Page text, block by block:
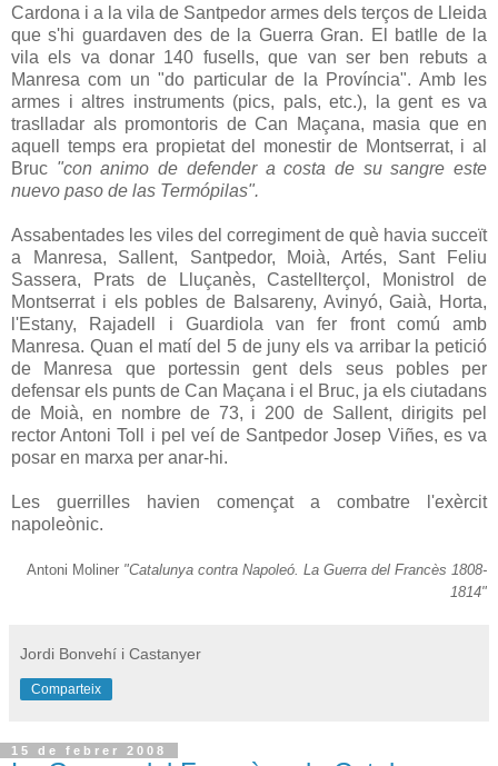
Cardona i a la vila de Santpedor armes dels terços de Lleida
que s'hi guardaven des de la Guerra Gran. El batlle de la
vila els va donar 140 fusells, que van ser ben rebuts a
Manresa com un "do particular de la Província". Amb les
armes i altres instruments (pics, pals, etc.), la gent es va
traslladar als promontoris de Can Maçana, masia que en
aquell temps era propietat del monestir de Montserrat, i al
Bruc "con animo de defender a costa de su sangre este
nuevo paso de las Termópilas".
Assabentades les viles del corregiment de què havia succeït
a Manresa, Sallent, Santpedor, Moià, Artés, Sant Feliu
Sassera, Prats de Lluçanès, Castellterçol, Monistrol de
Montserrat i els pobles de Balsareny, Avinyó, Gaià, Horta,
l'Estany, Rajadell i Guardiola van fer front comú amb
Manresa. Quan el matí del 5 de juny els va arribar la petició
de Manresa que portessin gent dels seus pobles per
defensar els punts de Can Maçana i el Bruc, ja els ciutadans
de Moià, en nombre de 73, i 200 de Sallent, dirigits pel
rector Antoni Toll i pel veí de Santpedor Josep Viñes, es va
posar en marxa per anar-hi.
Les guerrilles havien començat a combatre l'exèrcit
napoleònic.
Antoni Moliner "Catalunya contra Napoleó. La Guerra del Francès 1808-
1814"
Jordi Bonvehí i Castanyer
Comparteix
15 de febrer 2008